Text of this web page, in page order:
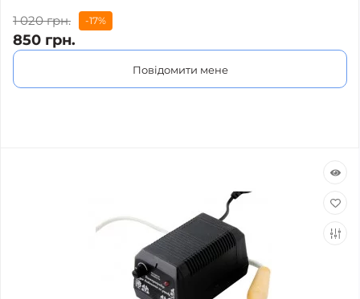
1 020 грн. -17%
850 грн.
Повідомити мене